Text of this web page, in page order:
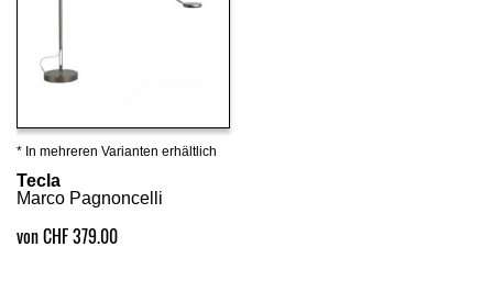
Details ansehen
* In mehreren Varianten erhältlich
Tecla
Marco Pagnoncelli
von CHF 379.00